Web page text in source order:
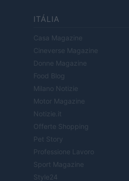
ITÁLIA
Casa Magazine
Cineverse Magazine
Donne Magazine
Food Blog
Milano Notizie
Motor Magazine
Notizie.it
Offerte Shopping
Pet Story
Professione Lavoro
Sport Magazine
Style24